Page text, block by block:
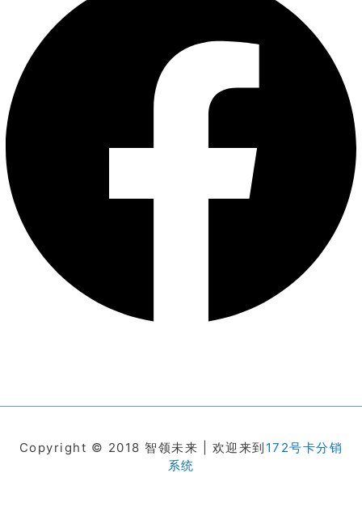
Copyright © 2018 智领未来 | 欢迎来到 172号卡分销
系统